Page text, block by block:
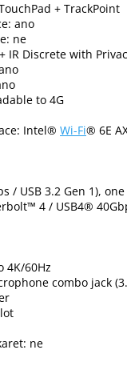
+ TrackPoint
ano
ne
IR Discrete with
to 4G
Intel® Wi-Fi® 6E
/ USB 3.2 Gen 1),
4 / USB4®
4K/60Hz
combo jack
ne